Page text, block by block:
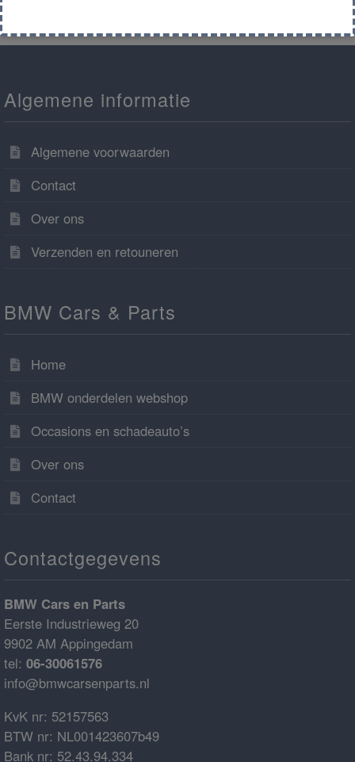
Algemene informatie
Algemene voorwaarden
Contact
Over ons
Verzenden en retouneren
BMW Cars & Parts
Home
BMW onderdelen webshop
Occasions en schadeauto’s
Over ons
Contact
Contactgegevens
BMW Cars en Parts
Eerste Industrieweg 20
9902 AM Appingedam
tel: 06-30061576
info@bmwcarsenparts.nl
KvK nr: 52157563
BTW nr: NL001423607b49
Bank nr: 52.43.94.334